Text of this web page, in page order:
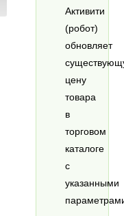
Активити
(робот)
обновляет
цену
товара
в
торговом
каталоге
с
указанными